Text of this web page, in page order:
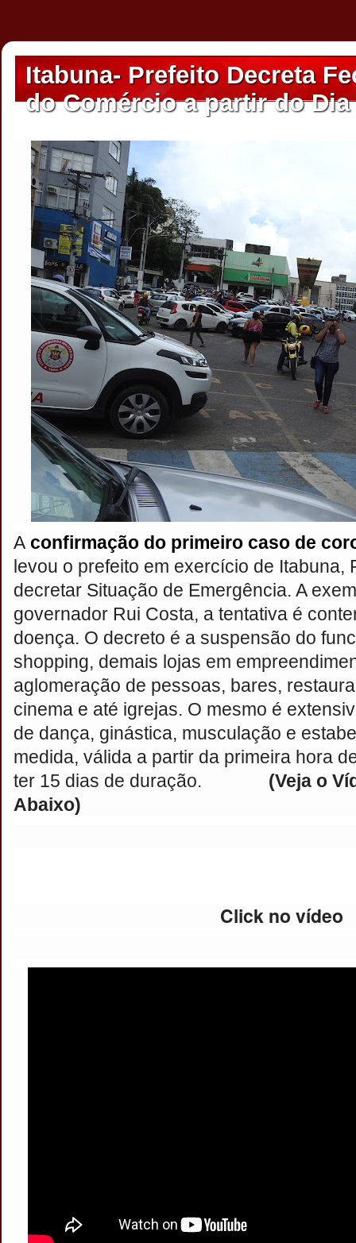
Itabuna- Prefeito Decreta
do Comércio a partir do Dia
A confirmação do primeiro caso de
levou o prefeito em exercício de Itabuna,
decretar Situação de Emergência. A
governador Rui Costa, a tentativa é
doença. O decreto é a suspensão do
shopping, demais lojas em
aglomeração de pessoas, bares,
cinema e até igrejas. O mesmo é
de dança, ginástica, musculação e
medida, válida a partir da primeira hora
ter 15 dias de duração.
(Veja o
Abaixo)
Click no vídeo